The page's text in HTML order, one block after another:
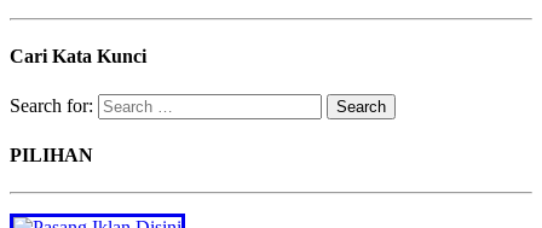
Cari Kata Kunci
Search for:
PILIHAN